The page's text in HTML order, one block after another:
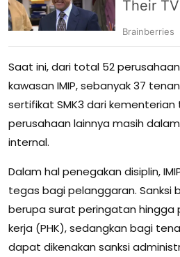
Saat ini, dari total 52
kawasan IMIP, sebanyak 37
sertifikat SMK3 dari kementerian
perusahaan lainnya masih
internal.
Dalam hal penegakan disiplin,
tegas bagi pelanggaran. Sanksi
berupa surat peringatan hingga
kerja (PHK), sedangkan bagi
dapat dikenakan sanksi